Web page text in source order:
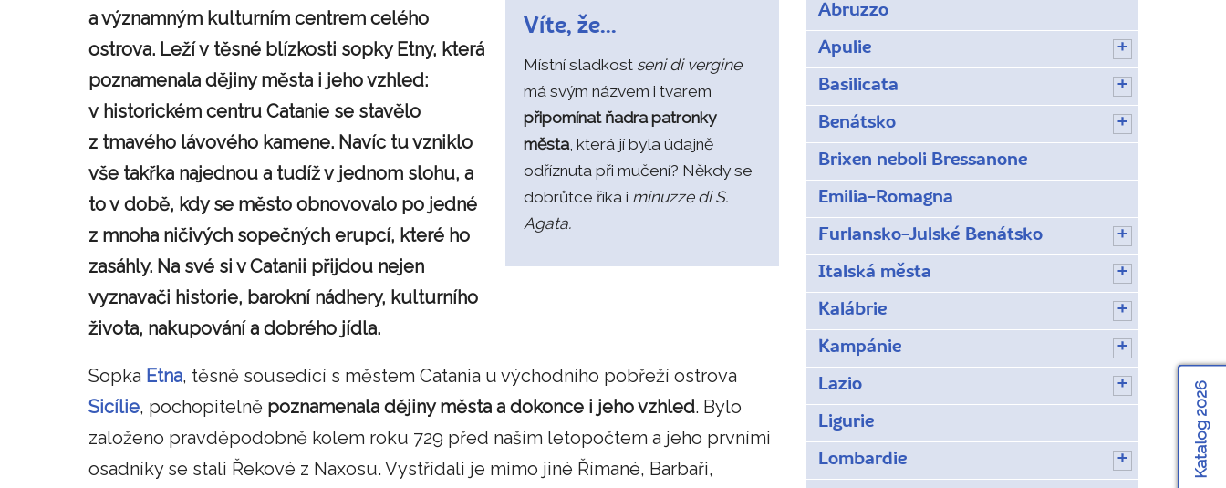
Víte, že...
Místní sladkost seni di vergine
má svým názvem i tvarem
připomínat ňadra patronky
města, která jí byla údajně
odříznuta při mučení? Někdy se
dobrůtce říká i minuzze di S.
Agata.
a významným kulturním centrem celého
ostrova. Leží v těsné blízkosti sopky Etny, která
poznamenala dějiny města i jeho vzhled:
v historickém centru Catanie se stavělo
z tmavého lávového kamene. Navíc tu vzniklo
vše takřka najednou a tudíž v jednom slohu, a
to v době, kdy se město obnovovalo po jedné
z mnoha ničivých sopečných erupcí, které ho
zasáhly. Na své si v Catanii přijdou nejen
vyznavači historie, barokní nádhery, kulturního
života, nakupování a dobrého jídla.
Sopka Etna, těsně sousedící s městem Catania u východního pobřeží ostrova
Sicílie, pochopitelně poznamenala dějiny města a dokonce i jeho vzhled. Bylo
založeno pravděpodobně kolem roku 729 před naším letopočtem a jeho prvními
osadníky se stali Řekové z Naxosu. Vystřídali je mimo jiné Římané, Barbaři,
Abruzzo
Apulie
Basilicata
Benátsko
Brixen neboli Bressanone
Emilia-Romagna
Furlansko-Julské Benátsko
Italská města
Kalábrie
Kampánie
Lazio
Ligurie
Lombardie Katalog 2026